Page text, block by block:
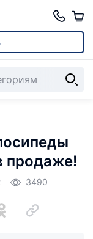
продаже!
3490